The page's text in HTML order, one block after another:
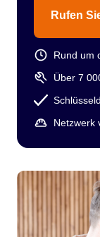
Rufen
Rund um
Über 7
Netzwerk